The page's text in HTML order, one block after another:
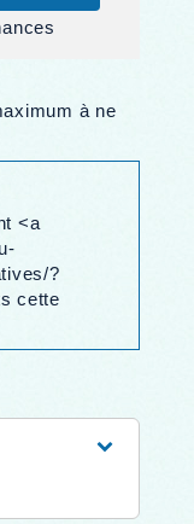
à ne
<a
?
cette